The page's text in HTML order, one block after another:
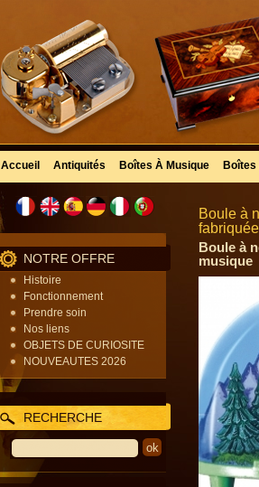
Accueil Antiquités Boîtes À Musique
NOTRE OFFRE
Histoire
Fonctionnement
Prendre soin
Nos liens
OBJETS DE CURIOSITE
NOUVEAUTES 2026
RECHERCHE
Boule à
Boule à
musique